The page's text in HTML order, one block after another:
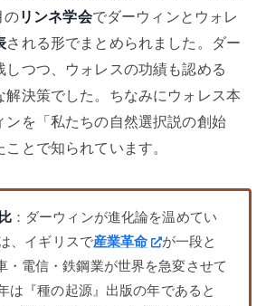
のリンネ学会でダーウィンとウォレ
される形でまとめられました。ダー
しつつ、ウォレスの功績も認める
決策でした。ちなみにウォレス本
ンを「私たちの自然選択説の創始
とで知られています。
：ダーウィンが進化論を温めてい
、イギリスで産業革命
が一段と
・電信・鉄鋼業が世界を急変させて
は『種の起源』出版の年であると